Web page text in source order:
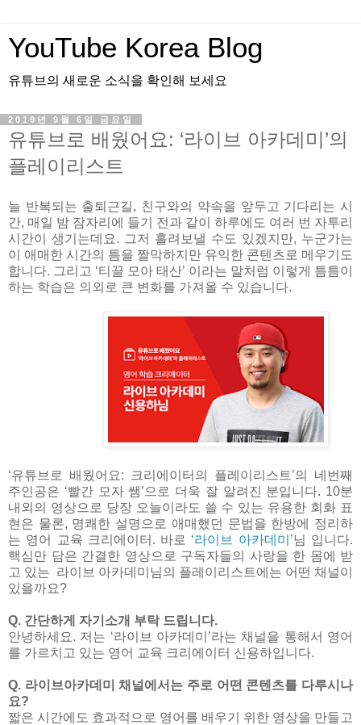
YouTube Korea Blog
유튜브의 새로운 소식을 확인해 보세요
2019년 9월 6일 금요일
유튜브로 배웠어요: ‘라이브 아카데미’의
플레이리스트
늘 반복되는 출퇴근길, 친구와의 약속을 앞두고 기다리는 시
간, 매일 밤 잠자리에 들기 전과 같이 하루에도 여러 번 자투리
시간이 생기는데요. 그저 흘려보낼 수도 있겠지만, 누군가는
이 애매한 시간의 틈을 짤막하지만 유익한 콘텐츠로 메우기도
합니다. 그리고 ‘티끌 모아 태산’ 이라는 말처럼 이렇게 틈틈이
하는 학습은 의외로 큰 변화를 가져올 수 있습니다.
‘유튜브로 배웠어요: 크리에이터의 플레이리스트’의 네번째
주인공은 ‘빨간 모자 쌤’으로 더욱 잘 알려진 분입니다. 10분
내외의 영상으로 당장 오늘이라도 쓸 수 있는 유용한 회화 표
현은 물론, 명쾌한 설명으로 애매했던 문법을 한방에 정리하
는 영어 교육 크리에이터. 바로 ‘라이브 아카데미’님 입니다.
핵심만 담은 간결한 영상으로 구독자들의 사랑을 한 몸에 받
고 있는 라이브 아카데미님의 플레이리스트에는 어떤 채널이
있을까요?
Q. 간단하게 자기소개 부탁 드립니다.
안녕하세요. 저는 ‘라이브 아카데미’라는 채널을 통해서 영어
를 가르치고 있는 영어 교육 크리에이터 신용하입니다.
Q. 라이브아카데미 채널에서는 주로 어떤 콘텐츠를 다루시나
요?
짧은 시간에도 효과적으로 영어를 배우기 위한 영상을 만들고